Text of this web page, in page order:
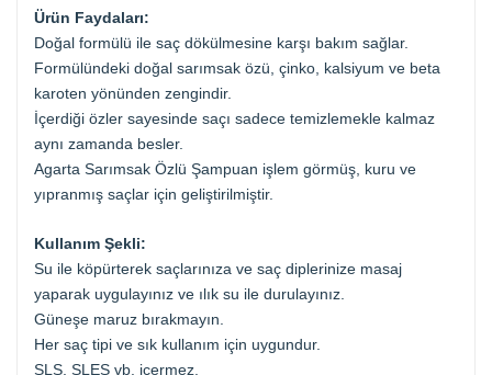
Ürün Faydaları:
Doğal formülü ile saç dökülmesine karşı bakım sağlar.
Formülündeki doğal sarımsak özü, çinko, kalsiyum ve beta
karoten yönünden zengindir.
İçerdiği özler sayesinde saçı sadece temizlemekle kalmaz
aynı zamanda besler.
Agarta Sarımsak Özlü Şampuan işlem görmüş, kuru ve
yıpranmış saçlar için geliştirilmiştir.
Kullanım Şekli:
Su ile köpürterek saçlarınıza ve saç diplerinize masaj
yaparak uygulayınız ve ılık su ile durulayınız.
Güneşe maruz bırakmayın.
Her saç tipi ve sık kullanım için uygundur.
SLS, SLES vb. içermez.